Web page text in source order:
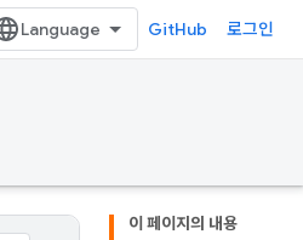
GitHub 로그인
이 페이지의 내용